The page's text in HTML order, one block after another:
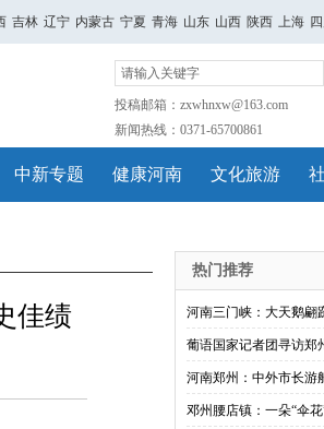
吉林 辽宁 内蒙古 宁夏 青海 山东 山西 陕西 上海 四
投稿邮箱：zxwhnxw@163.com
新闻热线：0371-65700861
中新专题 健康河南 文化旅游
佳绩
热门推荐
河南三门峡：大天鹅翩
葡语国家记者团寻访郑
河南郑州：中外市长游
邓州腰店镇：一朵“伞